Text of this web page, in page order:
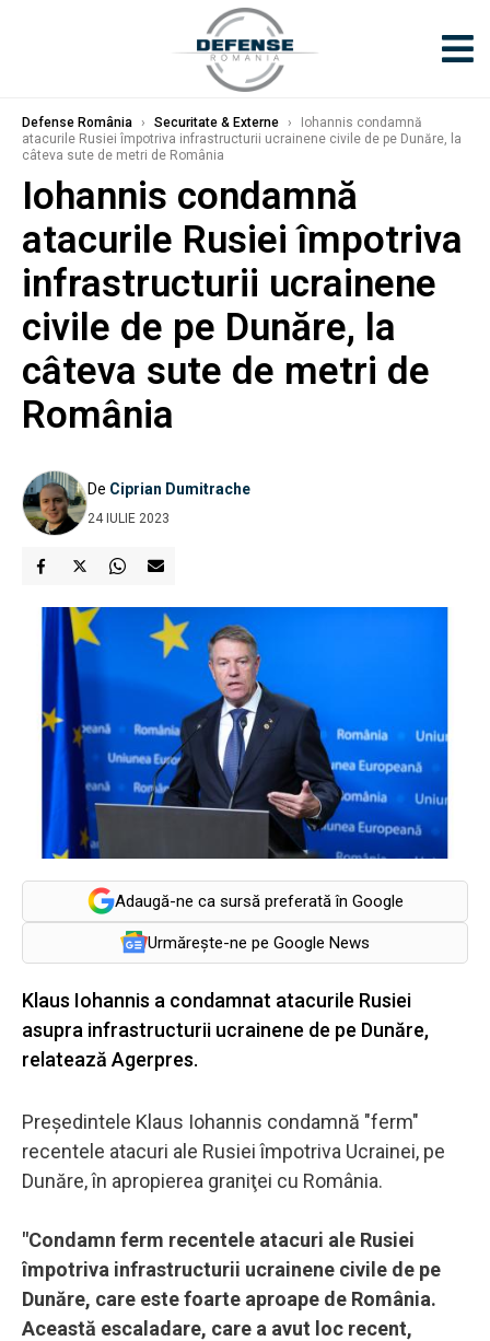
Defense România › Securitate & Externe ›
Iohannis condamnă
atacurile Rusiei împotriva infrastructurii ucrainene civile de pe Dunăre, la
câteva sute de metri de România
Iohannis condamnă
atacurile Rusiei împotriva
infrastructurii ucrainene
civile de pe Dunăre, la
câteva sute de metri de
România
De Ciprian Dumitrache
24 IULIE 2023
Adaugă-ne ca sursă preferată în Google
Urmărește-ne pe Google News
Klaus Iohannis a condamnat atacurile Rusiei
asupra infrastructurii ucrainene de pe Dunăre,
relatează Agerpres.
Preşedintele Klaus Iohannis condamnă "ferm"
recentele atacuri ale Rusiei împotriva Ucrainei, pe
Dunăre, în apropierea graniţei cu România.
"Condamn ferm recentele atacuri ale Rusiei
împotriva infrastructurii ucrainene civile de pe
Dunăre, care este foarte aproape de România.
Această escaladare, care a avut loc recent,